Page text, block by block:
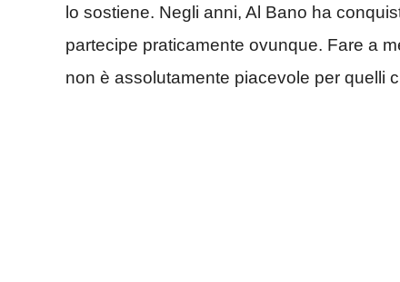
lo sostiene. Negli anni, Al Bano ha
partecipe praticamente ovunque. Fare a
non è assolutamente piacevole per quelli